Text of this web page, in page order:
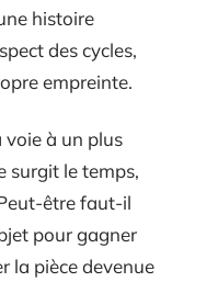
histoire
des cycles,
empreinte.
voie à un plus
surgit le temps,
être faut-il
pour gagner
la pièce devenue